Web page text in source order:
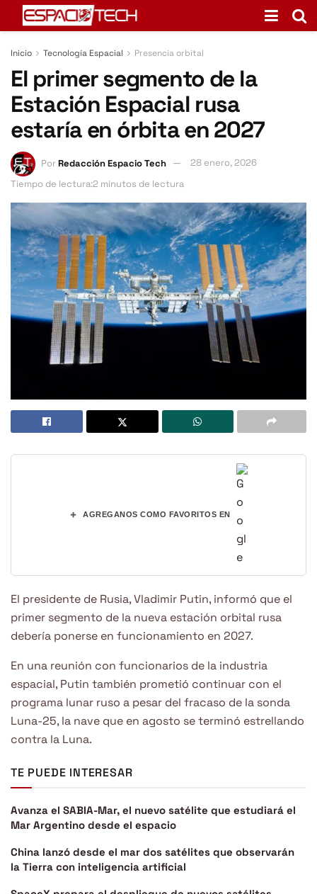
Inicio Tecnología Espacial Presencia orbital
El primer segmento de la
Estación Espacial rusa
estaría en órbita en 2027
PorRedacción Espacio Tech
28 enero, 2026
Tiempo de lectura:2 minutos de lectura
+ AGREGANOS COMO FAVORITOS EN
El presidente de Rusia, Vladimir Putin, informó que el
primer segmento de la nueva estación orbital rusa
debería ponerse en funcionamiento en 2027.
En una reunión con funcionarios de la industria
espacial, Putin también prometió continuar con el
programa lunar ruso a pesar del fracaso de la sonda
Luna-25, la nave que en agosto se terminó estrellando
contra la Luna.
TE PUEDE INTERESAR
Avanza el SABIA-Mar, el nuevo satélite que estudiará el
Mar Argentino desde el espacio
China lanzó desde el mar dos satélites que observarán
la Tierra con inteligencia artificial